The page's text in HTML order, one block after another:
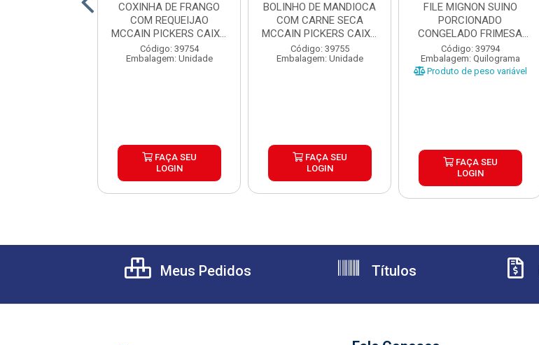
COXINHA DE FRANGO
COM REQUEIJAO
MCCAIN PICKERS CAIXA
6X1,05K...
Código: 39754
Embalagem: Unidade
FAÇA SEU
LOGIN
BOLINHO DE MANDIOCA
COM CARNE SECA
MCCAIN PICKERS CAIXA
6X1,...
Código: 39755
Embalagem: Unidade
FAÇA SEU
LOGIN
FILE MIGNON SUINO
PORCIONADO
CONGELADO FRIMESA
CAIXA ±15KG
Código: 39794
Embalagem: Quilograma
Produto de peso variável
FAÇA SEU
LOGIN
Meus Pedidos Títulos